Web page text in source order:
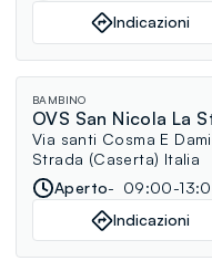
Indicazioni
BAMBINO
OVS San Nicola La
Via santi Cosma E
Strada (Caserta) Italia
Aperto
09:00-
Indicazioni